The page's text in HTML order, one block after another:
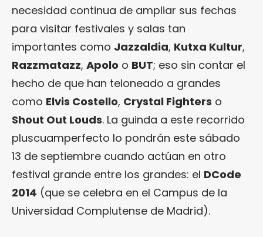
necesidad continua de ampliar sus fechas
para visitar festivales y salas tan
importantes como Jazzaldia, Kutxa Kultur,
Razzmatazz, Apolo o BUT; eso sin contar el
hecho de que han teloneado a grandes
como Elvis Costello, Crystal Fighters o
Shout Out Louds. La guinda a este recorrido
pluscuamperfecto lo pondrán este sábado
13 de septiembre cuando actúan en otro
festival grande entre los grandes: el DCode
2014 (que se celebra en el Campus de la
Universidad Complutense de Madrid).